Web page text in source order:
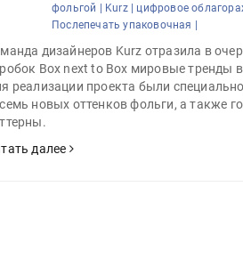
фольгой |
Kurz |
цифровое
Послепечать упаковочная |
дизайнеров Kurz отразила в
Box next to Box мировые тренды
реализации проекта были
новых оттенков фольги, а также
далее